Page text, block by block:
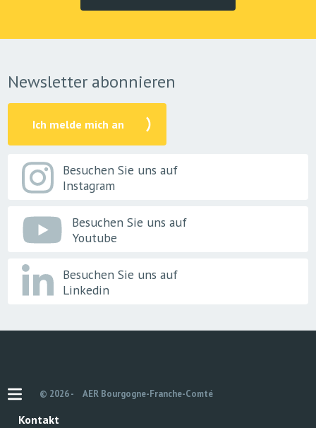
Newsletter abonnieren
Ich melde mich an
Besuchen Sie uns auf
Instagram
Besuchen Sie uns auf
Youtube
Besuchen Sie uns auf
Linkedin
© 2026 - AER Bourgogne-Franche-Comté
Kontakt